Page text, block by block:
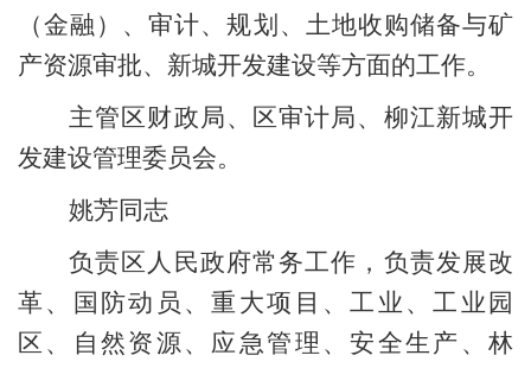
（金融）、审计、规划、土地收购储备与矿
产资源审批、新城开发建设等方面的工作。
主管 区财政局、
区审计局、柳江新城开
发建设管理委员会。
姚芳同志
负责区人民政府常务工作 ， 负责发展改
革、国防动员、重大项目 、工业、工业园
区、
自然资源、应急管理、安全生产、林